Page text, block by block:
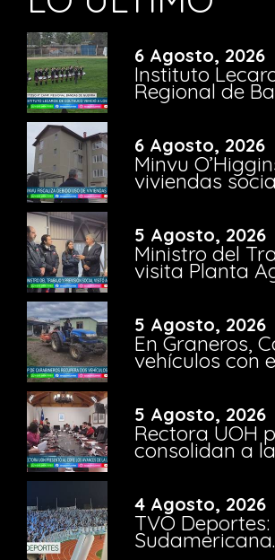
6 Agosto, 2026
Instituto
Regional de
6 Agosto, 2026
Minvu
viviendas
5 Agosto, 2026
Ministro del
visita Planta
5 Agosto, 2026
En Graneros,
vehículos con
5 Agosto, 2026
Rectora UOH
consolidan a
4 Agosto, 2026
TVO